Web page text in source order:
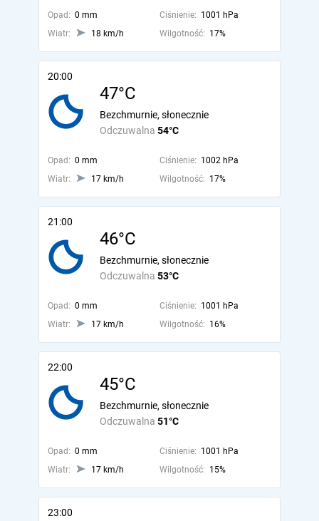
Opad: 0 mm Ciśnienie: 1001 hPa
Wiatr:
18 km/h Wilgotność: 17%
20:00
47°C
Odczuwalna 54°C
Bezchmurnie, słonecznie
Opad: 0 mm Ciśnienie: 1002 hPa
Wiatr:
17 km/h Wilgotność: 17%
21:00
46°C
Odczuwalna 53°C
Bezchmurnie, słonecznie
Opad: 0 mm Ciśnienie: 1001 hPa
Wiatr:
17 km/h Wilgotność: 16%
22:00
45°C
Odczuwalna 51°C
Bezchmurnie, słonecznie
Opad: 0 mm Ciśnienie: 1001 hPa
Wiatr:
17 km/h Wilgotność: 15%
23:00